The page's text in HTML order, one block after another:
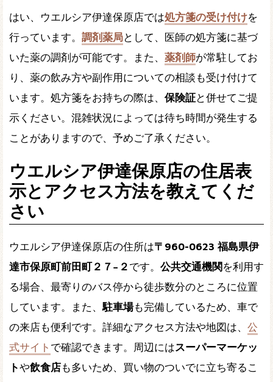
はい、ウエルシア伊達保原店では処方箋の受け付けを
行っています。 調剤薬局として、医師の処方箋に基づ
いた薬の調剤が可能です。また、 薬剤師が常駐してお
り、薬の飲み方や副作用についての相談も受け付けて
います。処方箋をお持ちの際は、 保険証と併せてご提
示ください。混雑状況によっては待ち時間が発生する
ことがありますので、予めご了承ください。
ウエルシア伊達保原店の住居表
示とアクセス方法を教えてくだ
さい
ウエルシア伊達保原店の住所は〒960-0623 福島県伊
達市保原町前田町２７−２ です。 公共交通機関 を利用す
る場合、最寄りのバス停から徒歩数分のところに位置
しています。また、駐車場も完備しているため、車で
の来店も便利です。詳細なアクセス方法や地図は、 公
式サイト で確認できます。周辺にはスーパーマーケッ
トや飲食店も多いため、買い物のついでに立ち寄るこ